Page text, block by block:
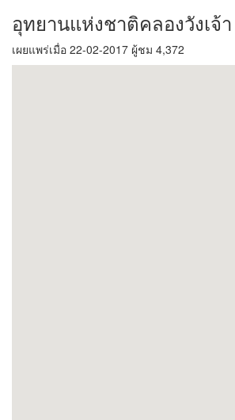
อุทยานแห่งชาติคลองวังเจ้า
เผยแพร่เมื่อ 22-02-2017 ผู้ชม 4,372